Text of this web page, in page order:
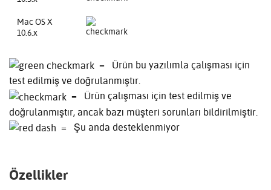
Mac OS X
10.6.x
= Ürün bu yazılımla çalışması için
test edilmiş ve doğrulanmıştır.
= Ürün çalışması için test edilmiş ve
doğrulanmıştır, ancak bazı müşteri sorunları bildirilmiştir.
= Şu anda desteklenmiyor
Özellikler